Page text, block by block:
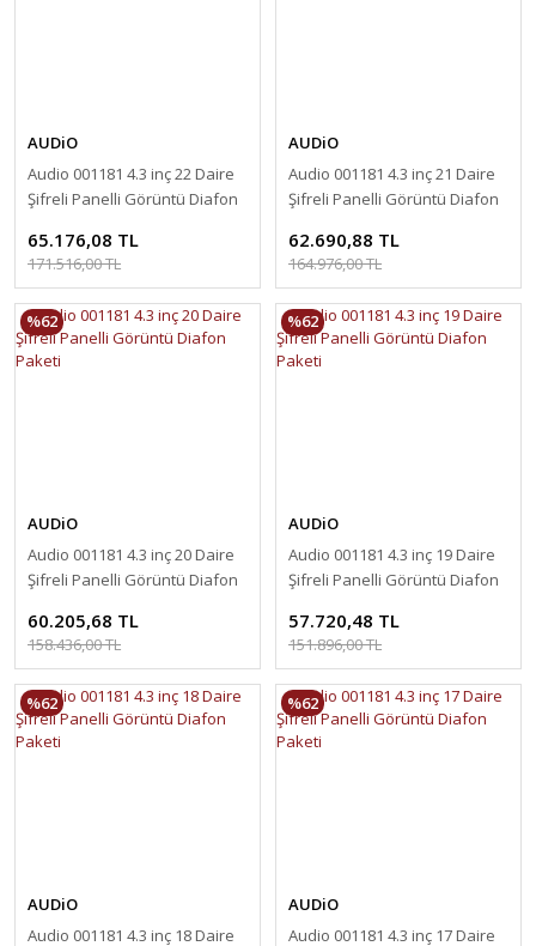
AUDiO
Audio 001181 4.3 inç 22 Daire
Şifreli Panelli Görüntü Diafon
65.176,08 TL
171.516,00 TL
AUDiO
Audio 001181 4.3 inç 21 Daire
Şifreli Panelli Görüntü Diafon
62.690,88 TL
164.976,00 TL
%62
AUDiO
Audio 001181 4.3 inç 20 Daire
Şifreli Panelli Görüntü Diafon
60.205,68 TL
158.436,00 TL
%62
AUDiO
Audio 001181 4.3 inç 19 Daire
Şifreli Panelli Görüntü Diafon
57.720,48 TL
151.896,00 TL
%62
AUDiO
Audio 001181 4.3 inç 18 Daire
%62
AUDiO
Audio 001181 4.3 inç 17 Daire